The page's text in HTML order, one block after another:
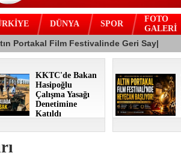
DÜNYA SPOR
FOTO
GALERİ
KKTC'de Bakan
Hasipoğlu
Çalışma Yasağı
Denetimine
Katıldı